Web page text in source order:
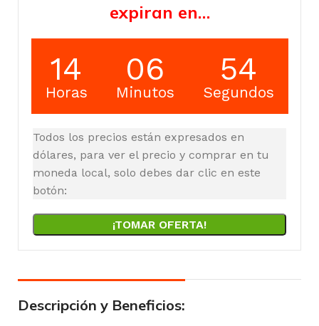
expiran en…
14
Horas
06
Minutos
54
Segundos
Todos los precios están expresados en
dólares, para ver el precio y comprar en tu
moneda local, solo debes dar clic en este
botón:
¡TOMAR OFERTA!
Descripción y Beneficios: